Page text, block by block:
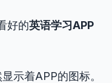
好的英语学习APP
示着APP的图标。